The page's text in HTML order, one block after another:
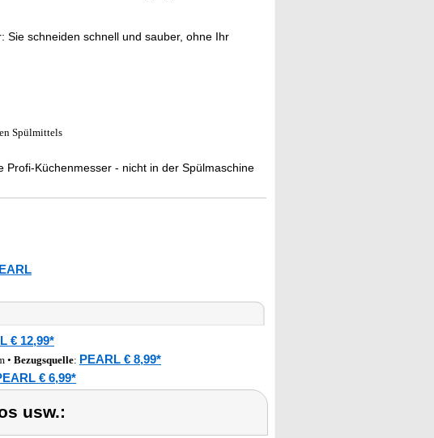
Sie schneiden schnell und sauber, ohne Ihr
Spülmittels
Profi-Küchenmesser - nicht in der Spülmaschine
€ 12,99*
• Bezugsquelle: PEARL € 8,99*
€ 6,99*
usw.: